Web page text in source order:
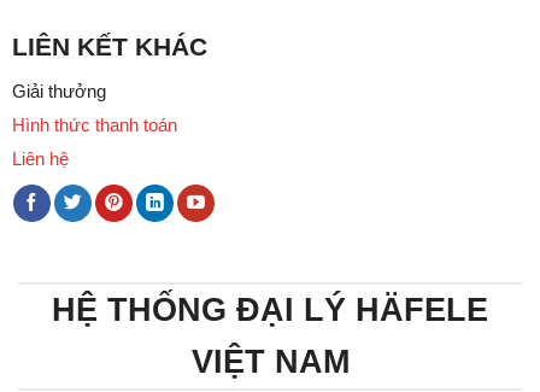
LIÊN KẾT KHÁC
Giải thưởng
Hình thức thanh toán
Liên hệ
HỆ THỐNG ĐẠI LÝ HÄFELE
VIỆT NAM